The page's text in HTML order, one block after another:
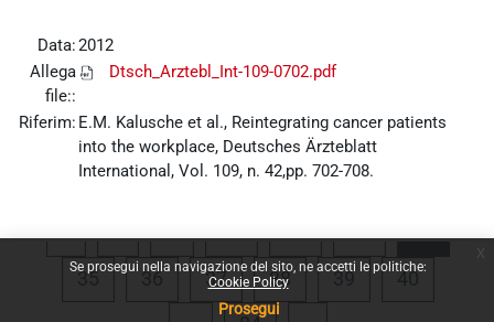
Se prosegui nella navigazione del sito, ne accetti le politiche:
Cookie Policy
Prosegui
Data:2012
Allega
file::
Dtsch_Arztebl_Int-109-0702.pdf
Riferim: E.M. Kalusche et al., Reintegrating cancer patients
into the workplace, Deutsches Ärzteblatt
International, Vol. 109, n. 42,pp. 702-708.
« 1 … 31 32 33 34
35Pagina 35
36Pagina 36
37Pagina 37
38Pagina 38
39Pagina 39
40Pagina